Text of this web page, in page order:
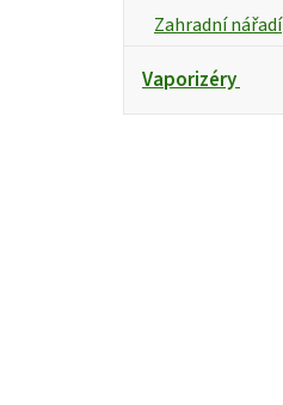
Zahradní nářadí
Vaporizéry